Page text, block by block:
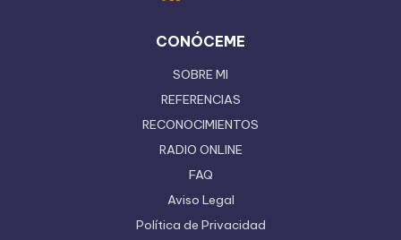
CONÓCEME
SOBRE MI
REFERENCIAS
RECONOCIMIENTOS
RADIO ONLINE
FAQ
Aviso Legal
Política de Privacidad